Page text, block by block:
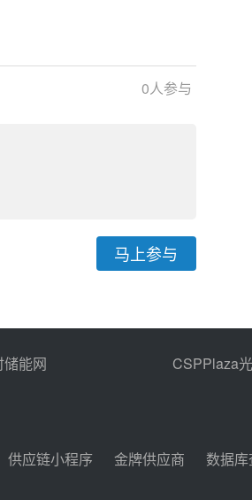
0人参与
马上参与
能网 CSPPlaza
供应链小程序 金牌供应商 数据库